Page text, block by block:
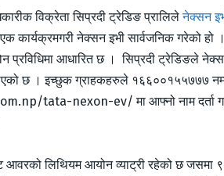
विक्रेता सिप्रदी ट्रेडिङ प्रालिलेनेक्सन
कार्यक्रमगरी नेक्सन इभी सार्वजनिक गरेको
प्रविधिमा आधारित छ । सिप्रदी ट्रेडिङले नेक्सन
छ । इच्छुक ग्राहकहरुले १६६००१५५७७७
tata-nexon-ev/ मा आफ्नो नाम दर्ता
आवरको लिथियम आयोन व्याट्री रहेको छ जसमा